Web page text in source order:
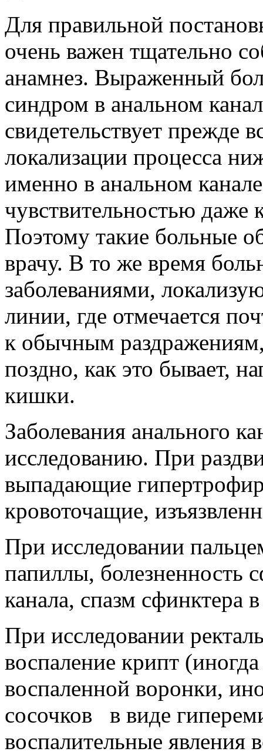
Для правильной
очень важен тщательно
анамнез. Выраженный
синдром в анальном
свидетельствует прежде
локализации процесса
именно в анальном
чувствительностью даже
Поэтому такие больные
врачу. В то же время
заболеваниями,
линии, где отмечается
к обычным
поздно, как это бывает,
кишки.
Заболевания анального
исследованию. При
выпадающие
кровоточащие,
При исследовании
папиллы, болезненность
канала, спазм сфинктера
При исследовании
воспаление крипт
воспаленной воронки,
сосочков в виде
воспалительные явления